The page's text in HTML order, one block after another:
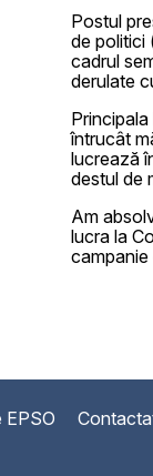
Postul
de politici
cadrul
derulate
întrucât
lucrează
destul de
Am
lucra la
campanie
EPSO